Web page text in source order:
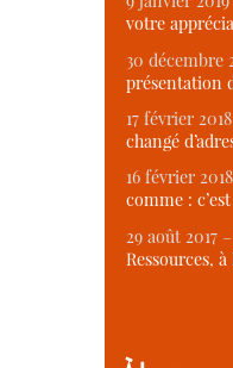
votre
30 décembre
présentation
17 février
changé
16 février
comme :
29 août 2017 –
Ressources,